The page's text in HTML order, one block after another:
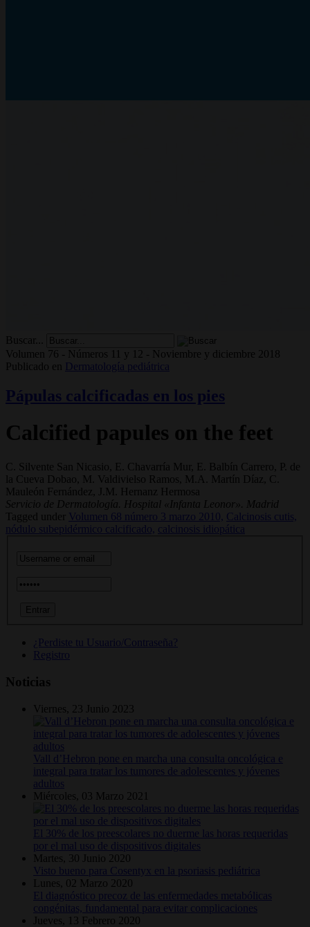
Buscar...
Volumen 76 - Números 11 y 12 - Noviembre y diciembre 2018
Publicado en
Dermatología pediátrica
Pápulas calcificadas en los pies
Calcified papules on the feet
C. Silvente San Nicasio, E. Chavarría Mur, E. Balbín Carrero, P. de
la Cueva Dobao, M. Valdivielso Ramos, M.A. Martín Díaz, C.
Mauleón Fernández, J.M. Hernanz Hermosa
Servicio de Dermatología. Hospital «Infanta Leonor». Madrid
Tagged under
Volumen 68 número 3 marzo 2010, Calcinosis cutis,
nódulo subepidérmico calcificado, calcinosis idiopática
¿Perdiste tu Usuario/Contraseña?
Registro
Noticias
Viernes, 23 Junio 2023
Vall d’Hebron pone en marcha una consulta oncológica e
integral para tratar los tumores de adolescentes y jóvenes
adultos
Miércoles, 03 Marzo 2021
El 30% de los preescolares no duerme las horas requeridas
por el mal uso de dispositivos digitales
Martes, 30 Junio 2020
Visto bueno para Cosentyx en la psoriasis pediátrica
Lunes, 02 Marzo 2020
El diagnóstico precoz de las enfermedades metabólicas
congénitas, fundamental para evitar complicaciones
Jueves, 13 Febrero 2020